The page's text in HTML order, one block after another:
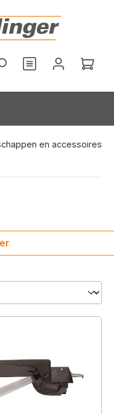
Je hebt 0 items
en accessoires